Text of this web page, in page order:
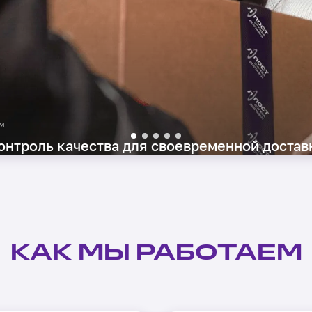
качества для своевременной
КАК МЫ РАБОТАЕМ